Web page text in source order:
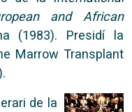
and African
(1983). Presidí la
Marrow Transplant
de la